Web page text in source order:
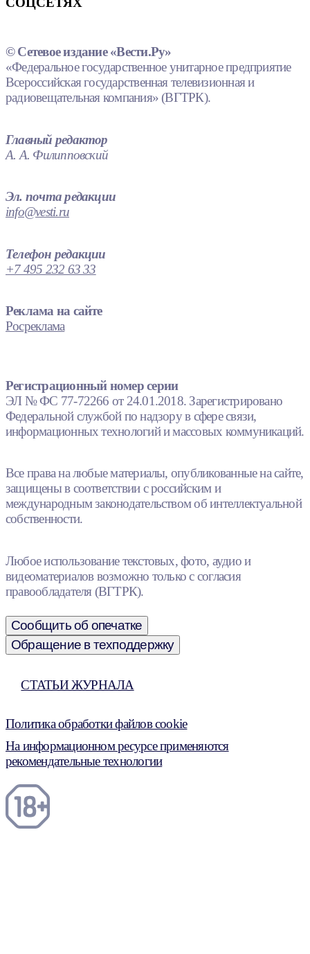
© Сетевое издание «Вести.Ру»
«Федеральное государственное унитарное предприятие
Всероссийская государственная телевизионная и
радиовещательная компания» (ВГТРК).
Главный редактор
А. А. Филипповский
Эл. почта редакции
info@vesti.ru
Телефон редакции
+7 495 232 63 33
Реклама на сайте
Росреклама
Регистрационный номер серии
ЭЛ № ФС 77-72266 от 24.01.2018. Зарегистрировано
Федеральной службой по надзору в сфере связи,
информационных технологий и массовых коммуникаций.
Все права на любые материалы, опубликованные на сайте,
защищены в соответствии с российским и
международным законодательством об интеллектуальной
собственности.
Любое использование текстовых, фото, аудио и
видеоматериалов возможно только с согласия
правообладателя (ВГТРК).
Сообщить об опечатке
Обращение в техподдержку
СТАТЬИ ЖУРНАЛА
Политика обработки файлов cookie
На информационном ресурсе применяются
рекомендательные технологии